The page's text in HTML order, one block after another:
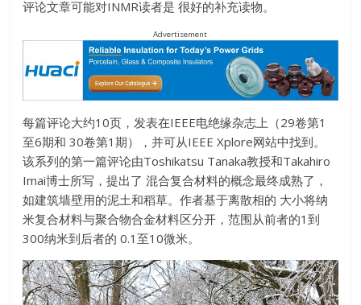
评论文章可能对INMR读者是 很好的补充读物。
Advertisement
每篇评论大约10页，发表在IEEE电绝缘杂志上（29卷第1
至6期和 30卷第1期），并可从IEEE Xplore网站中找到。
该系列的第一篇评论由Toshikatsu Tanaka教授和Takahiro
Imai博士所写，提出了 混合复合材料的概念最终成熟了，
如建筑墙壁用的泥土和稻草。作者基于离散相的 大小将纳
米复合材料与聚合物合金材料区分开，范围从前者的1到
300纳米到后者的 0.1至10微米。